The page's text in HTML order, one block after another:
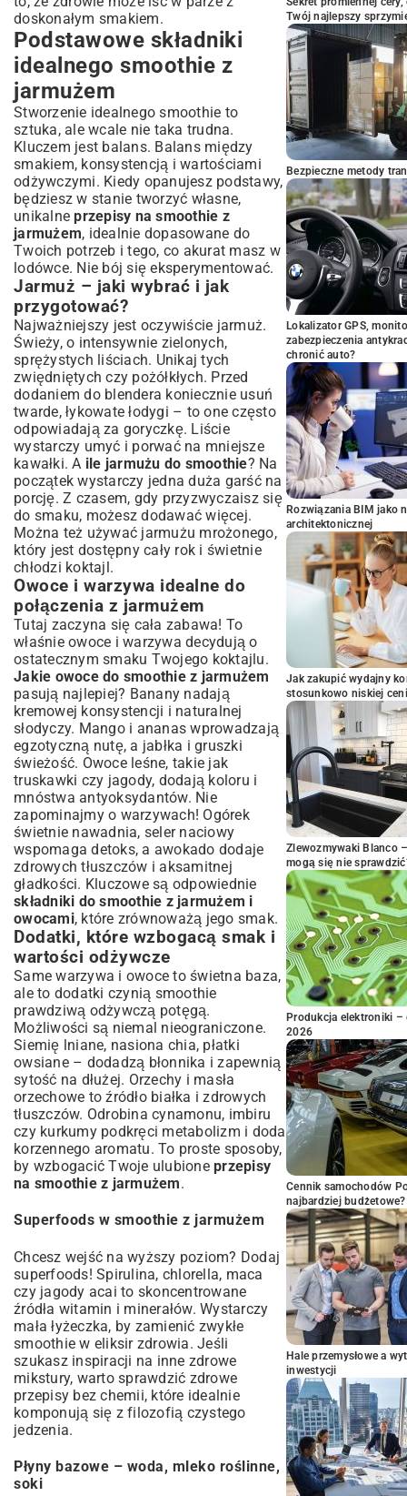
doskonałym smakiem.
Podstawowe składniki
idealnego smoothie z
jarmużem
Stworzenie idealnego smoothie to
sztuka, ale wcale nie taka trudna.
Kluczem jest balans. Balans między
smakiem, konsystencją i wartościami
odżywczymi. Kiedy opanujesz podstawy,
będziesz w stanie tworzyć własne,
unikalneprzepisy na smoothie z
jarmużem, idealnie dopasowane do
Twoich potrzeb i tego, co akurat masz w
lodówce. Nie bój się eksperymentować.
Jarmuż – jaki wybrać i jak
przygotować?
Najważniejszy jest oczywiście jarmuż.
Świeży, o intensywnie zielonych,
sprężystych liściach. Unikaj tych
zwiędniętych czy pożółkłych. Przed
dodaniem do blendera koniecznie usuń
twarde, łykowate łodygi – to one często
odpowiadają za goryczkę. Liście
wystarczy umyć i porwać na mniejsze
kawałki. A ile jarmużu do smoothie? Na
początek wystarczy jedna duża garść na
porcję. Z czasem, gdy przyzwyczaisz się
do smaku, możesz dodawać więcej.
Można też używać jarmużu mrożonego,
który jest dostępny cały rok i świetnie
chłodzi koktajl.
Owoce i warzywa idealne do
połączenia z jarmużem
Tutaj zaczyna się cała zabawa! To
właśnie owoce i warzywa decydują o
ostatecznym smaku Twojego koktajlu.
Jakie owoce do smoothie z jarmużem
pasują najlepiej? Banany nadają
kremowej konsystencji i naturalnej
słodyczy. Mango i ananas wprowadzają
egzotyczną nutę, a jabłka i gruszki
świeżość. Owoce leśne, takie jak
truskawki czy jagody, dodają koloru i
mnóstwa antyoksydantów. Nie
zapominajmy o warzywach! Ogórek
świetnie nawadnia, seler naciowy
wspomaga detoks, a awokado dodaje
zdrowych tłuszczów i aksamitnej
gładkości. Kluczowe są odpowiednie
składniki do smoothie z jarmużem i
owocami, które zrównoważą jego smak.
Dodatki, które wzbogacą smak i
wartości odżywcze
Same warzywa i owoce to świetna baza,
ale to dodatki czynią smoothie
prawdziwą odżywczą potęgą.
Możliwości są niemal nieograniczone.
Siemię lniane, nasiona chia, płatki
owsiane – dodadzą błonnika i zapewnią
sytość na dłużej. Orzechy i masła
orzechowe to źródło białka i zdrowych
tłuszczów. Odrobina cynamonu, imbiru
czy kurkumy podkręci metabolizm i doda
korzennego aromatu. To proste sposoby,
by wzbogacić Twoje ulubione przepisy
na smoothie z jarmużem.
Superfoods w smoothie z jarmużem
Chcesz wejść na wyższy poziom? Dodaj
superfoods! Spirulina, chlorella, maca
czy jagody acai to skoncentrowane
źródła witamin i minerałów. Wystarczy
mała łyżeczka, by zamienić zwykłe
smoothie w eliksir zdrowia. Jeśli
szukasz inspiracji na inne zdrowe
mikstury, warto sprawdzić zdrowe
przepisy bez chemii, które idealnie
komponują się z filozofią czystego
jedzenia.
Płyny bazowe – woda, mleko roślinne,
soki
Twój najlepszy
Bezpieczne metody
Lokalizator GPS,
zabezpieczenia
chronić auto?
Rozwiązania BIM jako
architektonicznej
Jak zakupić wydajny
stosunkowo niskiej
Zlewozmywaki Blanco
mogą się nie
Produkcja elektroniki –
2026
Cennik samochodów
najbardziej budżetowe?
Hale przemysłowe a
inwestycji